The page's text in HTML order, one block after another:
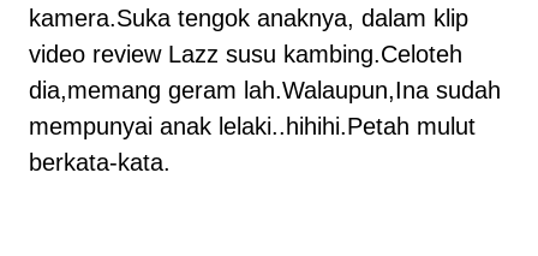
kamera.Suka tengok anaknya, dalam klip
video review Lazz susu kambing.Celoteh
dia,memang geram lah.Walaupun,Ina sudah
mempunyai anak lelaki..hihihi.Petah mulut
berkata-kata.